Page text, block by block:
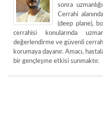
sonra
Cerrahi
(deep plane),
cerrahisi konularında
değerlendirme ve güvenli
korumaya dayanır. Amacı,
bir gençleşme etkisi sunmaktır.